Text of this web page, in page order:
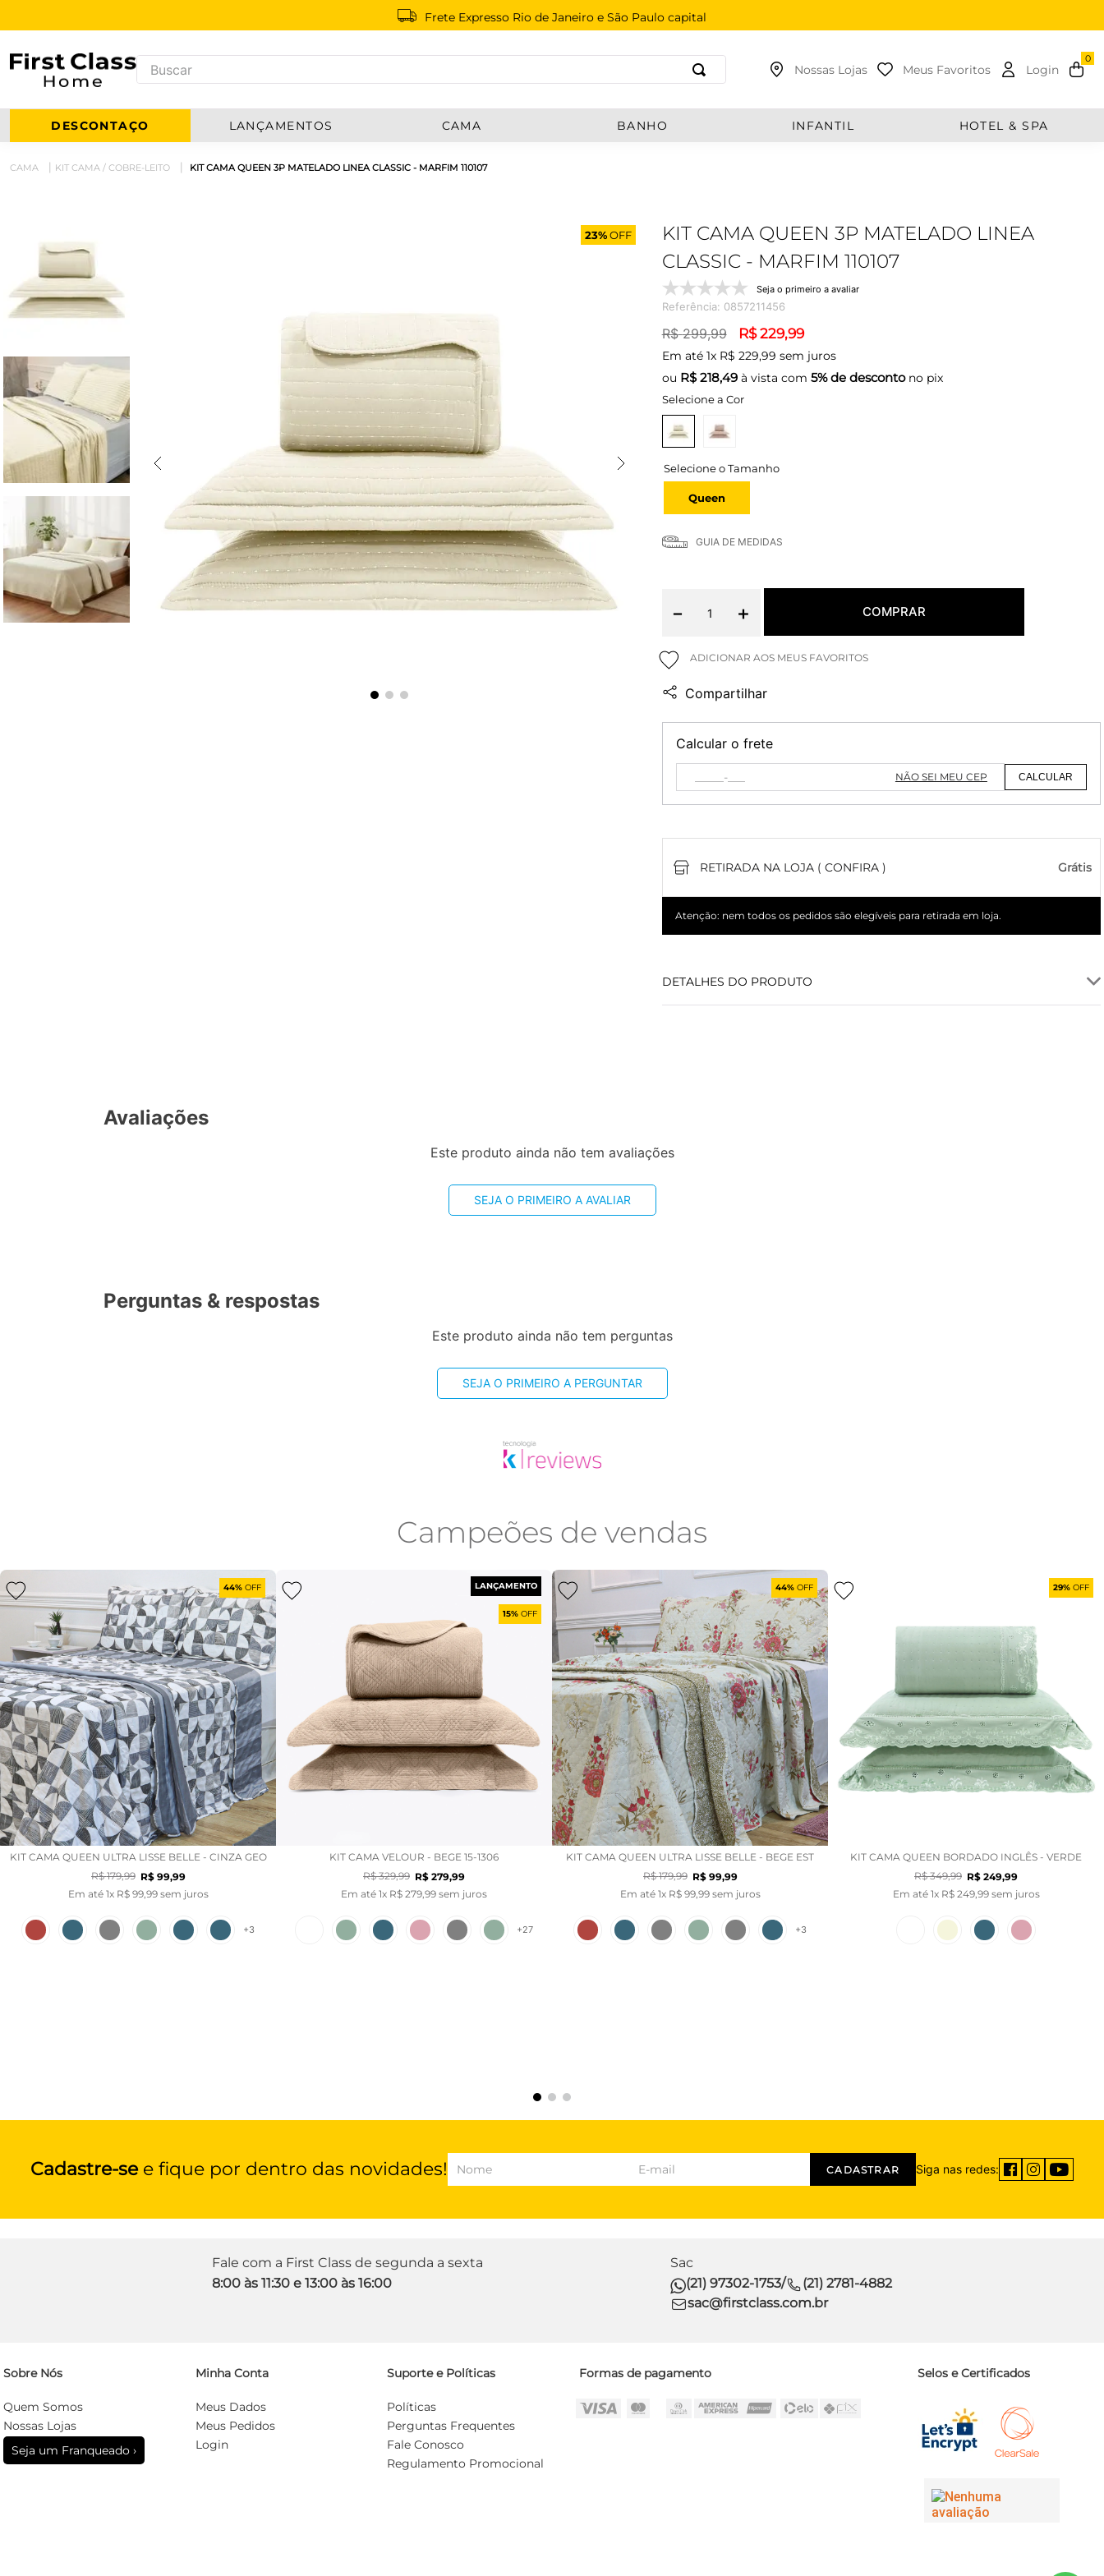
Frete Expresso Rio de Janeiro e São Paulo capital
Buscar
Nossas Lojas Meus Favoritos Login
DESCONTAÇO LANÇAMENTOS CAMA BANHO INFANTIL HOTEL & SPA
CAMA KIT CAMA / COBRE-LEITO KIT CAMA QUEEN 3P MATELADO LINEA CLASSIC - MARFIM 110107
23%OFF
KIT CAMA QUEEN 3P MATELADO LINEA
CLASSIC - MARFIM 110107
Seja o primeiro a avaliar
Referência: 0857211456
R$ 299,99 R$ 229,99
Em até 1x R$ 229,99 sem juros
ou R$ 218,49à vista com 5% de descontono pix
Selecione a Cor
Queen
GUIA DE MEDIDAS
＋
－ COMPRAR
Compartilhar
Calcular o frete
NÃO SEI MEU CEP CALCULAR
RETIRADA NA LOJA ( CONFIRA ) Grátis
Atenção: nem todos os pedidos são elegíveis para retirada em loja.
DETALHES DO PRODUTO
Avaliações
Este produto ainda não tem avaliações
SEJA O PRIMEIRO A AVALIAR
Perguntas & respostas
Este produto ainda não tem perguntas
SEJA O PRIMEIRO A PERGUNTAR
Campeões de vendas
44% OFF
KIT CAMA QUEEN ULTRA LISSE BELLE - CINZA GEO
R$ 179,99 R$ 99,99
Em até 1x R$ 99, 99sem juros
+3
LANÇAMENTO
15% OFF
KIT CAMA VELOUR - BEGE 15-1306
R$ 329,99 R$ 279,99
Em até 1x R$ 279 99 sem juros
+27
44% OFF
KIT CAMA QUEEN ULTRA LISSE BELLE - BEGE EST
R$ 179,99 R$ 99,99
Em até 1x R$ 99, 99sem juros
+3
29% OFF
KIT CAMA QUEEN BORDADO INGLÊS - VERDE
R$ 349,99 R$ 249,99
Em até 1x R$ 249, 99sem juros
Cadastre-see fique por dentro das novidades! CADASTRAR Siga nas redes:
Fale com a First Class de segunda a sexta
8:00 às 11:30 e 13:00 às 16:00
Sac
(21) 97302-1753/
(21) 2781-4882
sac@firstclass.com.br
Sobre Nós
Quem Somos
Nossas Lojas
Seja um Franqueado ›
Minha Conta
Meus Dados
Meus Pedidos
Login
Suporte e Políticas
Políticas
Perguntas Frequentes
Fale Conosco
Regulamento Promocional
Formas de pagamento Selos e Certificados